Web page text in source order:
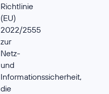
Richtlinie
(EU)
2022/2555
zur
Netz-
und
Informationssicherheit,
die